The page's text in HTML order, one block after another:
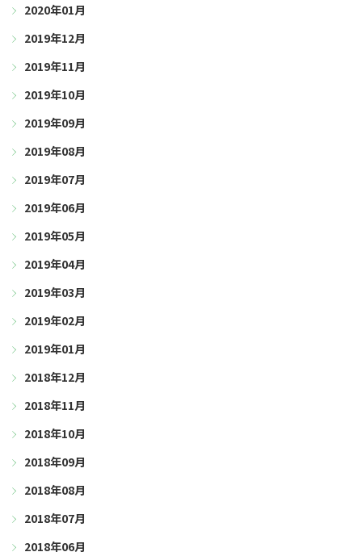
2020年01月
2019年12月
2019年11月
2019年10月
2019年09月
2019年08月
2019年07月
2019年06月
2019年05月
2019年04月
2019年03月
2019年02月
2019年01月
2018年12月
2018年11月
2018年10月
2018年09月
2018年08月
2018年07月
2018年06月